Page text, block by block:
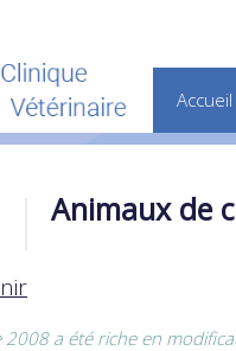
Accueil
Animaux de
2008 a été riche en